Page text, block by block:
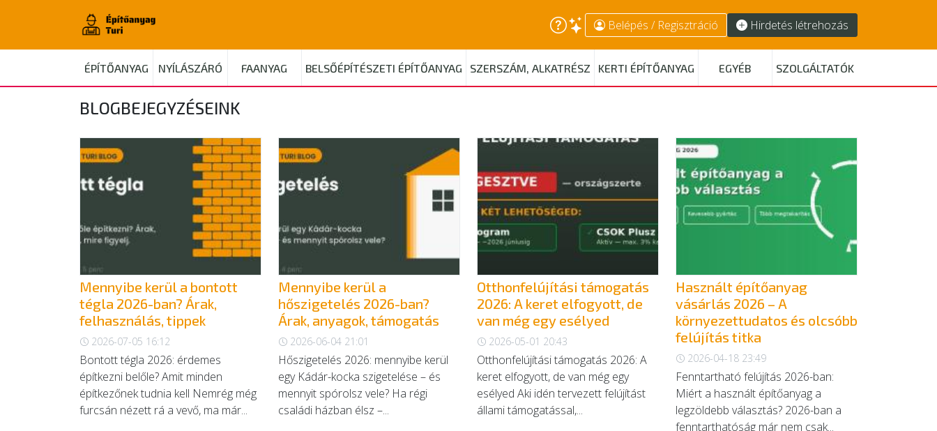
Belépés / Regisztráció Hirdetés létrehozás
ÉPÍTŐANYAG NYÍLÁSZÁRÓ FAANYAG BELSŐÉPÍTÉSZETI ÉPÍTŐANYAG SZERSZÁM, ALKATRÉSZ KERTI ÉPÍTŐANYAG EGYÉB SZOLGÁLTATÓK
BLOGBEJEGYZÉSEINK
Mennyibe kerül a bontott
tégla 2026-ban? Árak,
felhasználás, tippek
2026-07-05 16:12
Bontott tégla 2026: érdemes
építkezni belőle? Amit minden
építkezőnek tudnia kell Nemrég még
furcsán nézett rá a vevő, ma már...
Mennyibe kerül a
hőszigetelés 2026-ban?
Árak, anyagok, támogatás
2026-06-04 21:01
Hőszigetelés 2026: mennyibe kerül
egy Kádár-kocka szigetelése – és
mennyit spórolsz vele? Ha régi
családi házban élsz –...
Otthonfelújítási támogatás
2026: A keret elfogyott, de
van még egy esélyed
2026-05-01 20:43
Otthonfelújítási támogatás 2026: A
keret elfogyott, de van még egy
esélyed Aki idén tervezett felújítást
állami támogatással,...
Használt építőanyag
vásárlás 2026 – A
környezettudatos és olcsóbb
felújítás titka
2026-04-18 23:49
Fenntartható felújítás 2026-ban:
Miért a használt építőanyag a
legzöldebb választás? 2026-ban a
fenntarthatóság már nem csak...